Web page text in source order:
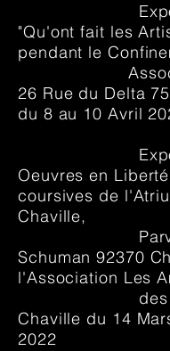
"Qu'ont fait les
pendant le
26 Rue du Delta
du 8 au 10 Avril
Oeuvres en
coursives de
Chaville,
Parvis
Schuman 92370
l'Association Les
des
Chaville du 14
2022